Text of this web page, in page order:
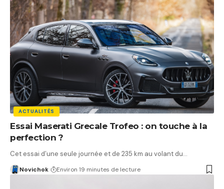
ACTUALITÉS
Essai Maserati Grecale Trofeo : on touche à la
perfection ?
Cet essai d’une seule journée et de 235 km au volant du…
Novichok Environ 19 minutes de lecture